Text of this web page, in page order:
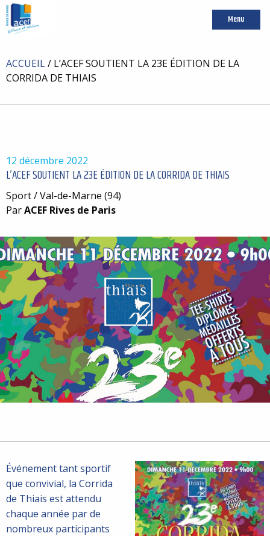
Menu
ACCUEIL/ L’ACEF SOUTIENT LA 23E ÉDITION DE LA
CORRIDA DE THIAIS
12 décembre 2022
L’ACEF SOUTIENT LA 23E ÉDITION DE LA CORRIDA DE THIAIS
Sport / Val-de-Marne (94)
ParACEF Rives de Paris
Événement tant sportif
que convivial, la Corrida
de Thiais est attendu
chaque année par de
nombreux participants